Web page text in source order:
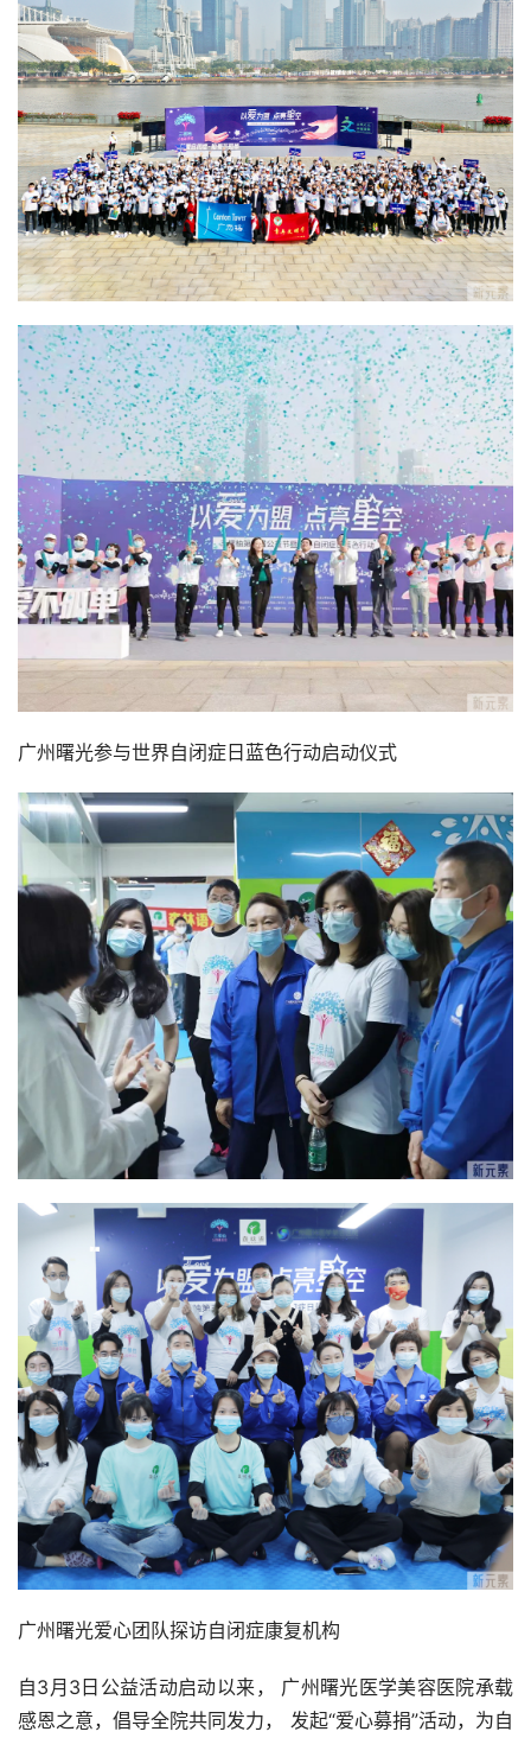
广州曙光参与世界自闭症日蓝色行动启动仪式
广州曙光爱心团队探访自闭症康复机构
自3月3日公益活动启动以来， 广州曙光医学美容医院承载
感恩之意，倡导全院共同发力， 发起“爱心募捐”活动，为自